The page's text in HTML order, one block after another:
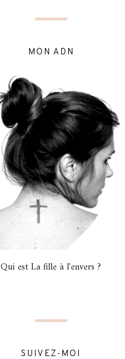
MON ADN
Qui est La fille à l'envers ?
SUIVEZ-MOI